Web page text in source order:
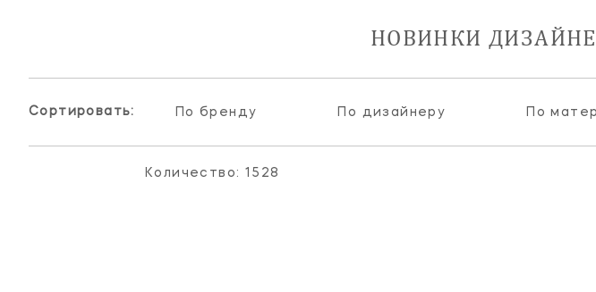
НОВИНКИ
Сортировать: По бренду По дизайнеру По
Количество: 1528